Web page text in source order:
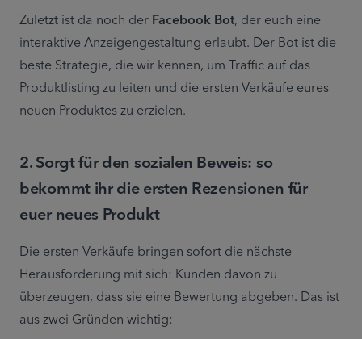
Zuletzt ist da noch der Facebook Bot, der euch eine
interaktive Anzeigengestaltung erlaubt. Der Bot ist die
beste Strategie, die wir kennen, um Traffic auf das
Produktlisting zu leiten und die ersten Verkäufe eures
neuen Produktes zu erzielen.
2. Sorgt für den sozialen Beweis: so
bekommt ihr die ersten Rezensionen für
euer neues Produkt
Die ersten Verkäufe bringen sofort die nächste
Herausforderung mit sich: Kunden davon zu
überzeugen, dass sie eine Bewertung abgeben. Das ist
aus zwei Gründen wichtig: